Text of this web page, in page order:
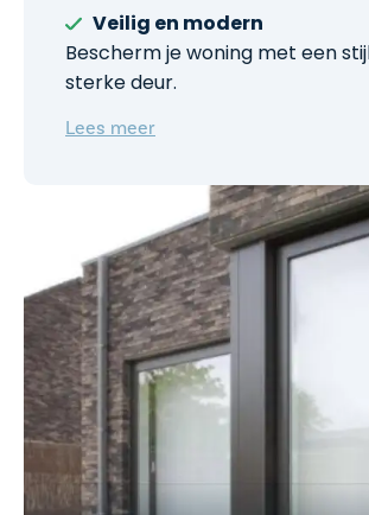
Veilig en modern
Bescherm je woning met een
sterke deur.
Lees meer